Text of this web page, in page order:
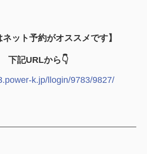
ネット予約がオススメです】
下記URLから👇
k.jp/llogin/9783/9827/